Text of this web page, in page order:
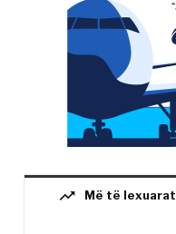
trending_up Më të lexuarat